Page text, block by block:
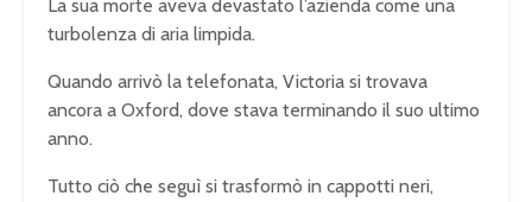
La sua morte aveva devastato l’azienda come una
turbolenza di aria limpida.
Quando arrivò la telefonata, Victoria si trovava
ancora a Oxford, dove stava terminando il suo ultimo
anno.
Tutto ciò che seguì si trasformò in cappotti neri,